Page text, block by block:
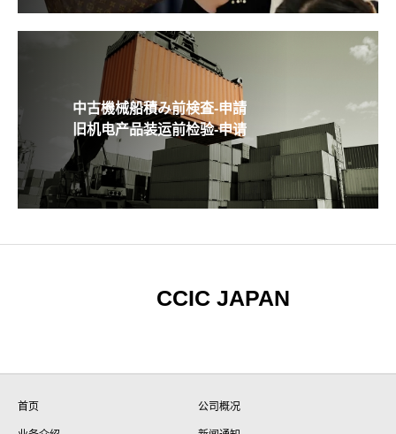
中古機械船積み前検査-申請
旧机电产品装运前检验-申请
CCIC JAPAN
首页 公司概况